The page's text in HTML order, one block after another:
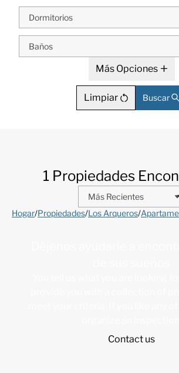
Más Opciones
Limpiar Buscar
1 Propiedades
Hogar/Propiedades/Los Arqueros/
Contact us